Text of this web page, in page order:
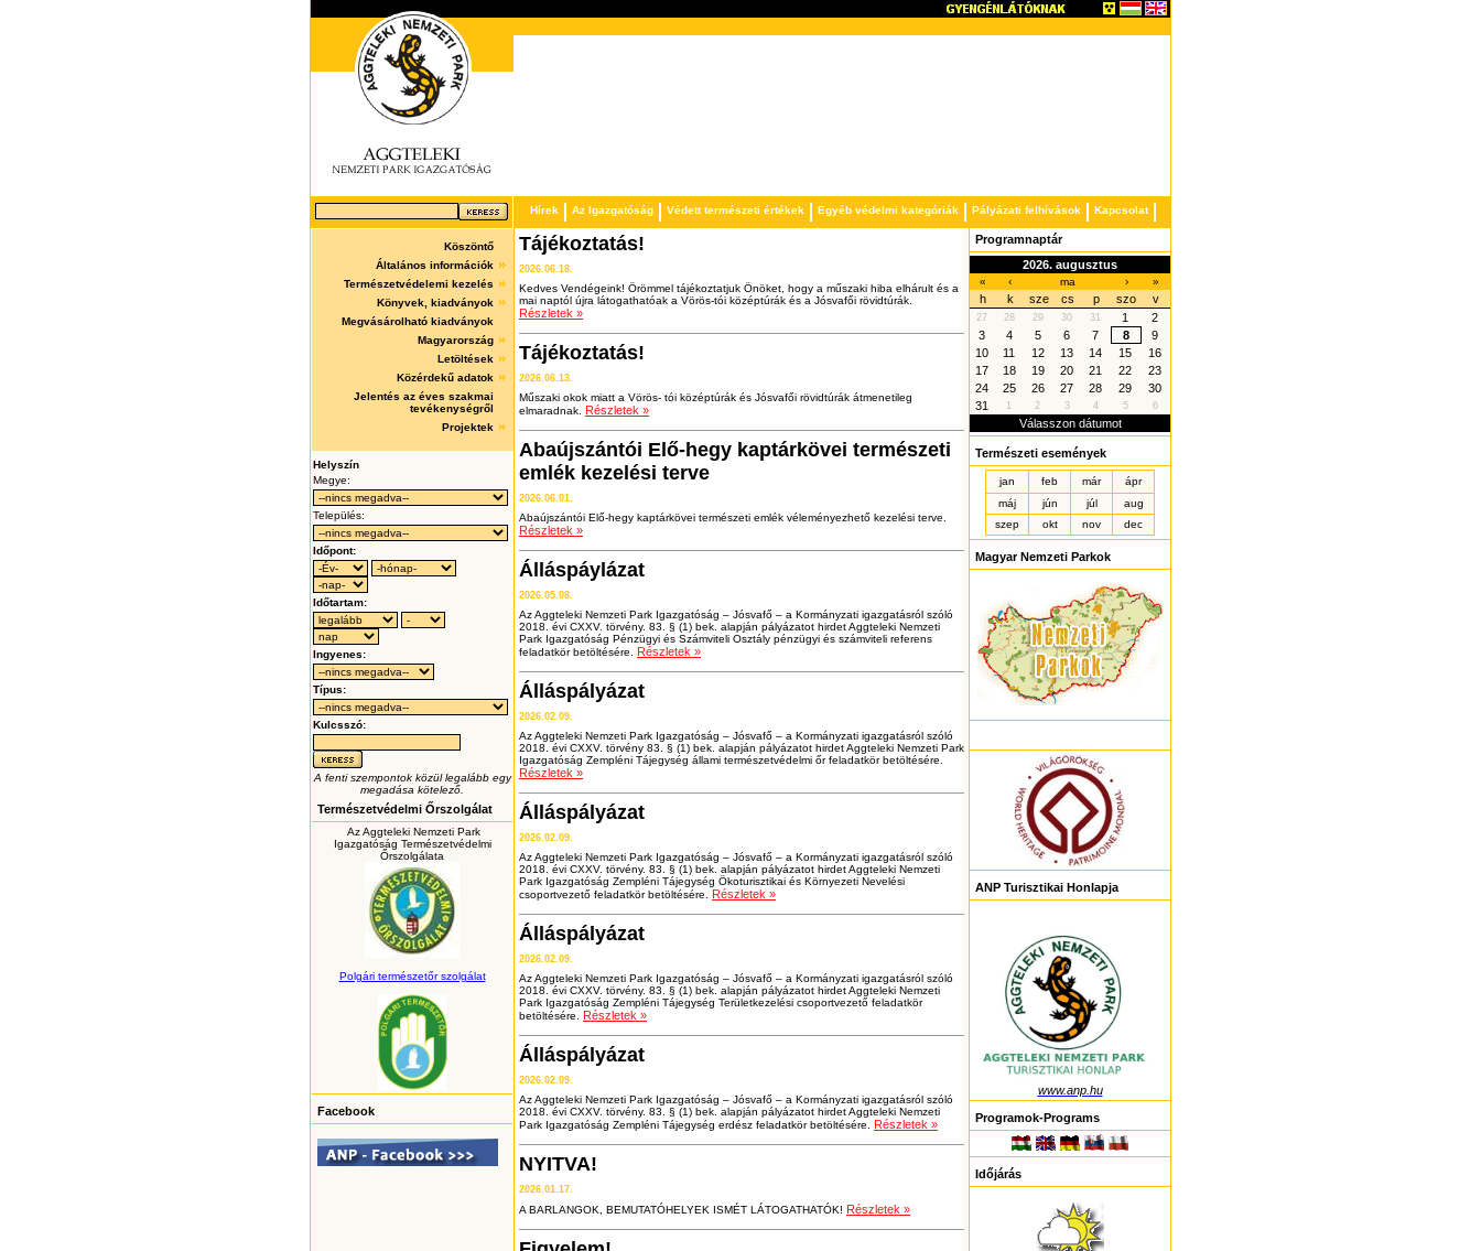
Hírek Az Igazgatóság Védett természeti értékek Egyéb védelmi kategóriák Pályázati felhívások Kapcsolat
Köszöntő
Általános információk
Természetvédelemi kezelés
Könyvek, kiadványok
Megvásárolható kiadványok
Magyarország
Letöltések
Közérdekű adatok
Jelentés az éves szakmai
tevékenységről
Projektek
Helyszín
Megye:
Település:
Időpont:
Időtartam:
Ingyenes:
Típus:
Kulcsszó:
A fenti szempontok közül legalább egy
megadása kötelező.
Természetvédelmi Őrszolgálat
Az Aggteleki Nemzeti Park
Igazgatóság Természetvédelmi
Őrszolgálata
Polgári természetőr szolgálat
Facebook
Tájékoztatás!
2026.06.18.
Kedves Vendégeink! Örömmel tájékoztatjuk Önöket, hogy a műszaki hiba elhárult és a
mai naptól újra látogathatóak a Vörös-tói középtúrák és a Jósvafői rövidtúrák.
Részletek »
Tájékoztatás!
2026.06.13.
Műszaki okok miatt a Vörös- tói középtúrák és Jósvafői rövidtúrák átmenetileg
elmaradnak. Részletek »
Abaújszántói Elő-hegy kaptárkövei természeti
emlék kezelési terve
2026.06.01.
Abaújszántói Elő-hegy kaptárkövei természeti emlék véleményezhető kezelési terve.
Részletek »
Álláspáylázat
2026.05.08.
Az Aggteleki Nemzeti Park Igazgatóság – Jósvafő – a Kormányzati igazgatásról szóló
2018. évi CXXV. törvény. 83. § (1) bek. alapján pályázatot hirdet Aggteleki Nemzeti
Park Igazgatóság Pénzügyi és Számviteli Osztály pénzügyi és számviteli referens
feladatkör betöltésére. Részletek »
Álláspályázat
2026.02.09.
Az Aggteleki Nemzeti Park Igazgatóság – Jósvafő – a Kormányzati igazgatásról szóló
2018. évi CXXV. törvény 83. § (1) bek. alapján pályázatot hirdet Aggteleki Nemzeti Park
Igazgatóság Zempléni Tájegység állami természetvédelmi őr feladatkör betöltésére.
Részletek »
Álláspályázat
2026.02.09.
Az Aggteleki Nemzeti Park Igazgatóság – Jósvafő – a Kormányzati igazgatásról szóló
2018. évi CXXV. törvény. 83. § (1) bek. alapján pályázatot hirdet Aggteleki Nemzeti
Park Igazgatóság Zempléni Tájegység Ökoturisztikai és Környezeti Nevelési
csoportvezető feladatkör betöltésére. Részletek »
Álláspályázat
2026.02.09.
Az Aggteleki Nemzeti Park Igazgatóság – Jósvafő – a Kormányzati igazgatásról szóló
2018. évi CXXV. törvény. 83. § (1) bek. alapján pályázatot hirdet Aggteleki Nemzeti
Park Igazgatóság Zempléni Tájegység Területkezelési csoportvezető feladatkör
betöltésére. Részletek »
Álláspályázat
2026.02.09.
Az Aggteleki Nemzeti Park Igazgatóság – Jósvafő – a Kormányzati igazgatásról szóló
2018. évi CXXV. törvény. 83. § (1) bek. alapján pályázatot hirdet Aggteleki Nemzeti
Park Igazgatóság Zempléni Tájegység erdész feladatkör betöltésére. Részletek »
NYITVA!
2026.01.17.
A BARLANGOK, BEMUTATÓHELYEK ISMÉT LÁTOGATHATÓK! Részletek »
Programnaptár
2026. augusztus
« ‹ ma › »
h k sze cs p szo v
27 28 29 30 31 1
2
3
4 5 6 7 8
9
10
11 12 13 14 15
16
17
18 19 20 21 22
23
24
25 26 27 28 29
30
31
1 2 3 4 5 6
Válasszon dátumot
Természeti események
jan feb már
ápr
máj
jún júl
aug
szep
okt nov dec
Magyar Nemzeti Parkok
ANP Turisztikai Honlapja
www.anp.hu
Programok-Programs
Időjárás